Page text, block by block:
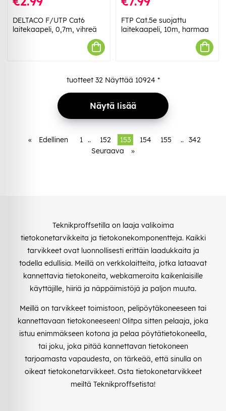
DELTACO F/UTP Cat6
laitekaapeli, 0,7m, vihreä
FTP Cat.5e suojattu
laitekaapeli, 10m, harmaa
tuotteet 32Näyttää 10924 *
Näytä lisää
« Edellinen 1 .. 152 153 154 155 .. 342
Seuraava
»
Teknikproffsetilla on laaja valikoima
tietokonetarvikkeita ja tietokonekomponentteja. Kaikki
tarvikkeet ovat luonnollisesti erittäin laadukkaita ja
todella edullisia. Meillä on verkkolaitteita, jotka lataavat
kannettavia tietokoneita, webkameroita kaikenlaisille
käyttäjille, hiiriä ja näppäimistöjä ja paljon muuta.
Meillä on tarvikkeet toimistoon, pelipöytäkoneeseen tai
kannettavaan tietokoneeseen! Olitpa sitten pelaaja, joka
istuu enimmäkseen kotona ja pelaa pöytätietokoneella,
tai joku, joka pitää kannettavan tietokoneen
tarjoamasta vapaudesta, on tärkeää, että sinulla on
oikeat tietokonetarvikkeet. Osta tietokonetarvikkeet
meiltä Teknikproffsetista!